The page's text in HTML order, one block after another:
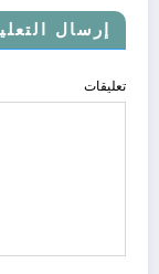
إرسال
تعليقات